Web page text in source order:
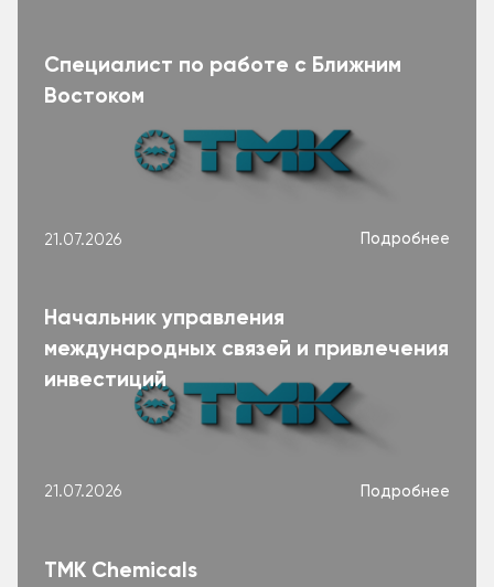
Специалист по работе с Ближним
Востоком
21.07.2026 Подробнее
Начальник управления
международных связей и привлечения
инвестиций
21.07.2026 Подробнее
TMK Chemicals